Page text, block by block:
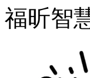
福昕智